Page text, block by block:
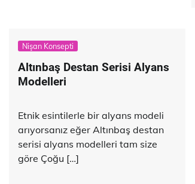
Nişan Konsepti
Altınbaş Destan Serisi Alyans
Modelleri
Etnik esintilerle bir alyans modeli
arıyorsanız eğer Altınbaş destan
serisi alyans modelleri tam size
göre Çoğu […]